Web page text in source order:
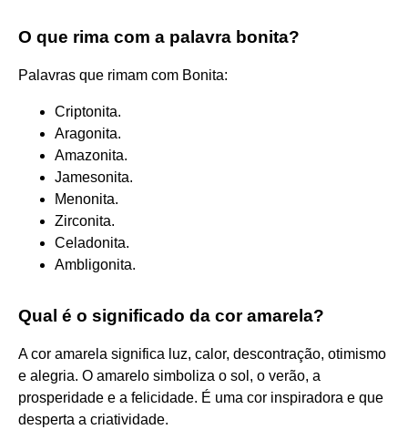
O que rima com a palavra bonita?
Palavras que rimam com Bonita:
Criptonita.
Aragonita.
Amazonita.
Jamesonita.
Menonita.
Zirconita.
Celadonita.
Ambligonita.
Qual é o significado da cor amarela?
A cor amarela significa luz, calor, descontração, otimismo
e alegria. O amarelo simboliza o sol, o verão, a
prosperidade e a felicidade. É uma cor inspiradora e que
desperta a criatividade.